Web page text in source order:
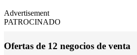
Advertisement
PATROCINADO
Ofertas de 12 negocios de venta